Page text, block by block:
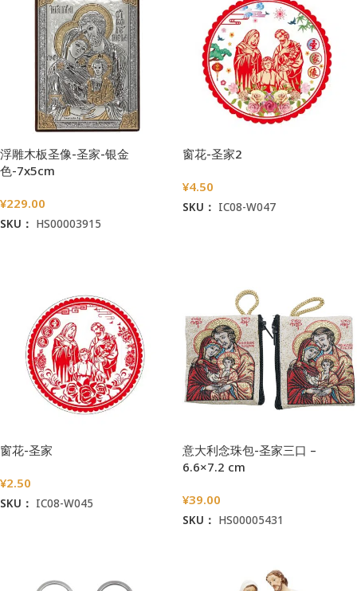
浮雕木板圣像-圣家-银金
色-7x5cm
¥229.00
SKU： HS00003915
窗花-圣家2
¥4.50
SKU： IC08-W047
窗花-圣家
¥2.50
SKU： IC08-W045
意大利念珠包-圣家三口 –
6.6×7.2 cm
¥39.00
SKU： HS00005431